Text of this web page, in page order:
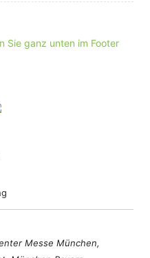
Sie ganz unten im Footer
Messe München,